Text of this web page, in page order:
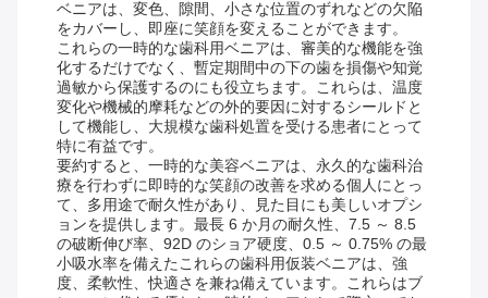
ベニアは、変色、隙間、小さな位置のずれなどの欠陥
をカバーし、即座に笑顔を変えることができます。
これらの一時的な歯科用ベニアは、審美的な機能を強
化するだけでなく、暫定期間中の下の歯を損傷や知覚
過敏から保護するのにも役立ちます。これらは、温度
変化や機械的摩耗などの外的要因に対するシールドと
して機能し、大規模な歯科処置を受ける患者にとって
特に有益です。
要約すると、一時的な美容ベニアは、永久的な歯科治
療を行わずに即時的な笑顔の改善を求める個人にとっ
て、多用途で耐久性があり、見た目にも美しいオプシ
ョンを提供します。最長 6 か月の耐久性、7.5 ～ 8.5
の破断伸び率、92D のショア硬度、0.5 ～ 0.75% の最
小吸水率を備えたこれらの歯科用仮装ベニアは、強
度、柔軟性、快適さを兼ね備えています。これらはブ